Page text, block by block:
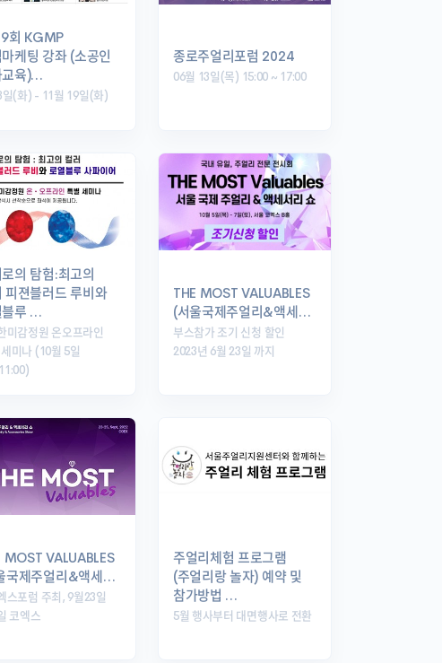
회 KGMP
케팅 강좌 (소공인
교육)…
일(화) - 11월 19일(화)
종로주얼리포럼 2024
06월 13일(목) 15:00 ~ 17:00
의 탐험:최고의
피젼블러드 루비와
블루 …
미감정원 온오프라인
미나 (10월 5일
THE MOST VALUABLES
(서울국제주얼리&액세…
부스참가 조기 신청 할인
2023년 6월 23일 까지
MOST VALUABLES
국제주얼리&액세…
스포럼 주최, 9월23일
코엑스
주얼리체험 프로그램
(주얼리랑 놀자) 예약 및
참가방법 …
5월 행사부터 대면행사로 전환